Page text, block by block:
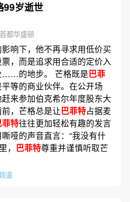
99岁逝世
都华盛顿
响下，他不再寻求用低价买
，而是追求用合适的定价入
……的地步。 芒格既是巴菲
等的商业伙伴。在公开场
来参加伯克希尔年度股东大
，芒格总是让巴菲特占据麦
菲特往往更加轻松有趣的发言
哑的声音直言：“我没有什
， 巴菲特尊重并谨慎听取芒
道